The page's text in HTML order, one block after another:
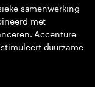
samenwerking
met
Accenture
duurzame